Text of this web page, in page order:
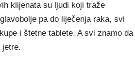
klijenata su ljudi koji traže
pa do liječenja raka, svi
i štetne tablete. A svi znamo da
jetre.